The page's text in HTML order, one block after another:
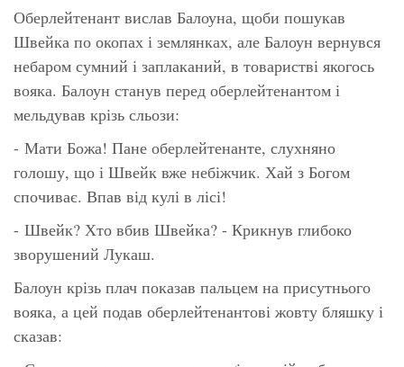
Оберлейтенант вислав Балоуна, щоби пошукав
Швейка по окопах і землянках, але Балоун вернувся
небаром сумний і заплаканий, в товаристві якогось
вояка. Балоун станув перед оберлейтенантом і
мельдував крізь сльози:
- Мати Божа! Пане оберлейтенанте, слухняно
голошу, що і Швейк вже небіжчик. Хай з Богом
спочиває. Впав від кулі в лісі!
- Швейк? Хто вбив Швейка? - Крикнув глибоко
зворушений Лукаш.
Балоун крізь плач показав пальцем на присутнього
вояка, а цей подав оберлейтенантові жовту бляшку і
сказав: